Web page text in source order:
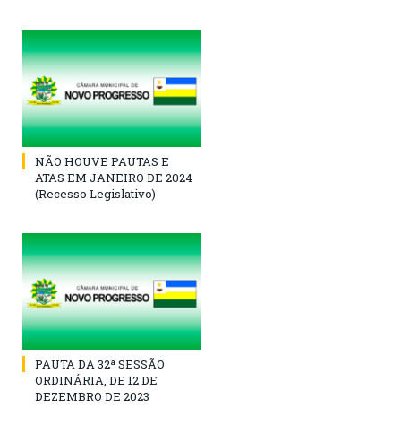
NÃO HOUVE PAUTAS E
ATAS EM JANEIRO DE 2024
(Recesso Legislativo)
PAUTA DA 32ª SESSÃO
ORDINÁRIA, DE 12 DE
DEZEMBRO DE 2023